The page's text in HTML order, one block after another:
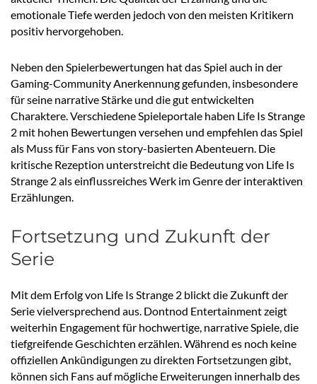
emotionale Tiefe werden jedoch von den meisten Kritikern
positiv hervorgehoben.
Neben den Spielerbewertungen hat das Spiel auch in der
Gaming-Community Anerkennung gefunden, insbesondere
für seine narrative Stärke und die gut entwickelten
Charaktere. Verschiedene Spieleportale haben Life Is Strange
2 mit hohen Bewertungen versehen und empfehlen das Spiel
als Muss für Fans von story-basierten Abenteuern. Die
kritische Rezeption unterstreicht die Bedeutung von Life Is
Strange 2 als einflussreiches Werk im Genre der interaktiven
Erzählungen.
Fortsetzung und Zukunft der
Serie
Mit dem Erfolg von Life Is Strange 2 blickt die Zukunft der
Serie vielversprechend aus. Dontnod Entertainment zeigt
weiterhin Engagement für hochwertige, narrative Spiele, die
tiefgreifende Geschichten erzählen. Während es noch keine
offiziellen Ankündigungen zu direkten Fortsetzungen gibt,
können sich Fans auf mögliche Erweiterungen innerhalb des